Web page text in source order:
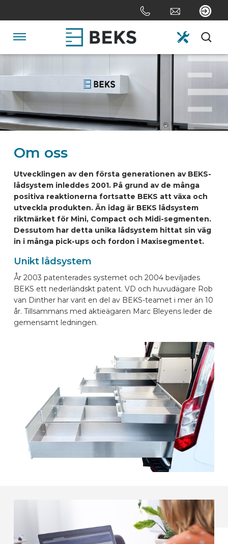
to
Jump
the
navigation
OM OSS
SKRÄDDARSYDD
SEKTORERNA
BILMÄRKEN
KONTAKTA
KONFIGURERA ONLINE
Om oss
Utvecklingen av den första generationen av BEKS-
lådsystem inleddes 2001. På grund av de många
positiva reaktionerna fortsatte BEKS att växa och
utveckla produkten. Än idag är BEKS lådsystem
riktmärket för Mini, Compact och Midi-segmenten.
Dessutom har detta unika lådsystem hittat sin väg
in i många pick-ups och fordon i Maxisegmentet.
Unikt lådsystem
År 2003 patenterades systemet och 2004 beviljades
BEKS ett nederländskt patent. VD och huvudägare Rob
van Dinther har varit en del av BEKS-teamet i mer än 10
år. Tillsammans med aktieägaren Marc Bleyens leder de
gemensamt ledningen.